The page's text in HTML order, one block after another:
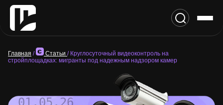
Главная / Статьи / Круглосуточный видеоконтроль на
стройплощадках: мигранты под надежным надзором камер